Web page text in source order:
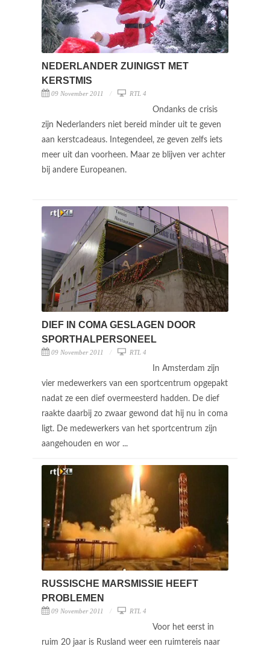
NEDERLANDER ZUINIGST MET
KERSTMIS
09 November 2011 RTL 4
Ondanks de crisis
zijn Nederlanders niet bereid minder uit te geven
aan kerstcadeaus. Integendeel, ze geven zelfs iets
meer uit dan voorheen. Maar ze blijven ver achter
bij andere Europeanen.
DIEF IN COMA GESLAGEN DOOR
SPORTHALPERSONEEL
09 November 2011 RTL 4
In Amsterdam zijn
vier medewerkers van een sportcentrum opgepakt
nadat ze een dief overmeesterd hadden. De dief
raakte daarbij zo zwaar gewond dat hij nu in coma
ligt. De medewerkers van het sportcentrum zijn
aangehouden en wor ...
RUSSISCHE MARSMISSIE HEEFT
PROBLEMEN
09 November 2011 RTL 4
Voor het eerst in
ruim 20 jaar is Rusland weer een ruimtereis naar